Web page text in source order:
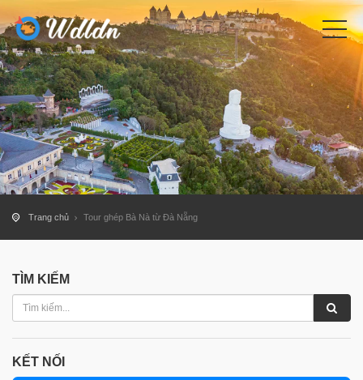
Trang chủ Tour ghép Bà Nà từ Đà Nẵng
TÌM KIẾM
KẾT NỐI